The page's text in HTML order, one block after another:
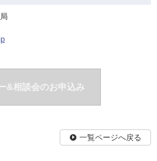
&相談会のお申込み
一覧ページへ戻る